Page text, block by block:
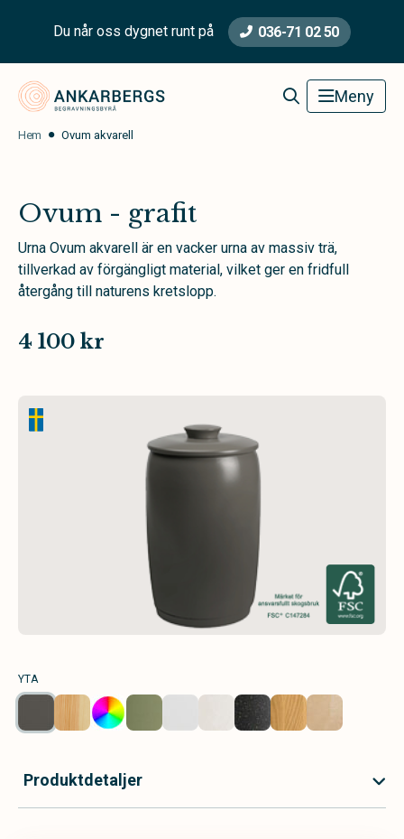
Du når oss dygnet runt på 036-71 02 50
Ankarbergs Begravningsbyrå Meny
Hem Ovum akvarell
Ovum - grafit
Urna Ovum akvarell är en vacker urna av massiv trä,
tillverkad av förgängligt material, vilket ger en fridfull
återgång till naturens kretslopp.
4 100 kr
YTA
Produktdetaljer